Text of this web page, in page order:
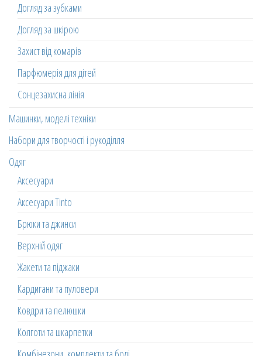
Догляд за зубками
Догляд за шкірою
Захист від комарів
Парфюмерія для дітей
Сонцезахисна лінія
Машинки, моделі техніки
Набори для творчості і рукоділля
Одяг
Аксесуари
Аксесуари Tinto
Брюки та джинси
Верхній одяг
Жакети та піджаки
Кардигани та пуловери
Ковдри та пелюшки
Колготи та шкарпетки